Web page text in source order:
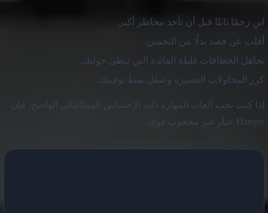
ابنِ زخمًا ثابتًا قبل أن تأخذ مخاطر أكبر.
أفلت عن قصد بدلًا من التخمين.
تجاهل الخطافات قليلة الفائدة التي تبطئ جولتك.
كرر المحاولات القصيرة وصقل نمط توقيتك.
إذا كنت تحب ألعاب المهارة ذات الإحساس الميكانيكي الواضح، فإن
Hanger خيار غير محجوب قوي.